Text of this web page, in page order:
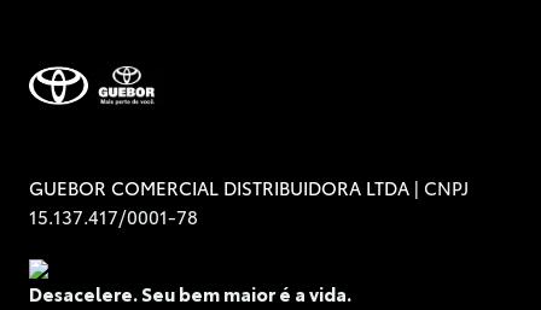
GUEBOR COMERCIAL DISTRIBUIDORA LTDA | CNPJ
15.137.417/0001-78
Desacelere. Seu bem maior é a vida.